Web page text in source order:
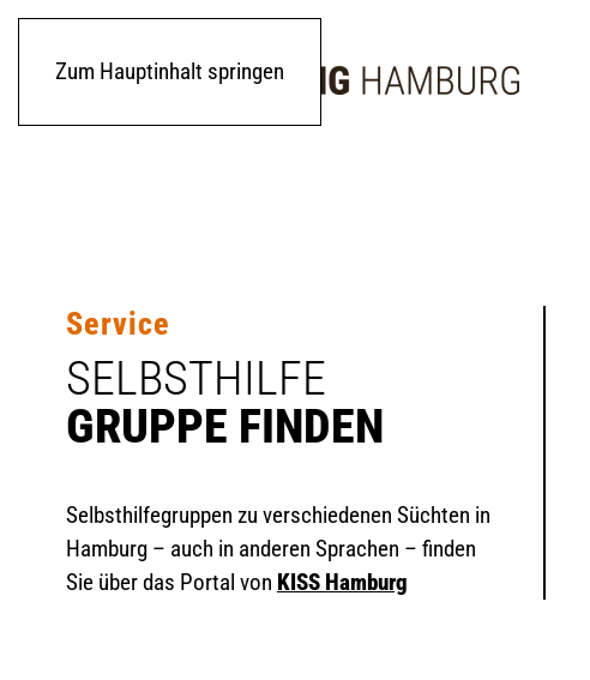
Zum Hauptinhalt springen
Service
SELBSTHILFE
GRUPPE FINDEN
Selbsthilfegruppen zu verschiedenen Süchten in
Hamburg – auch in anderen Sprachen – finden
Sie über das Portal von KISS Hamburg